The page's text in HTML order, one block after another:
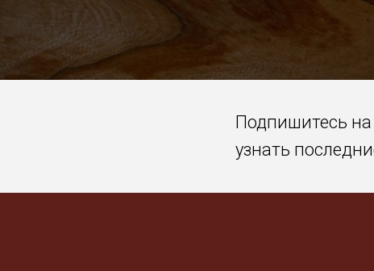
Подпишитесь
узнать